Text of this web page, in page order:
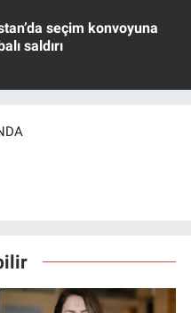
seçim konvoyuna
saldırı